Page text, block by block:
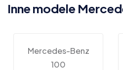
Inne modele
Mercedes-Benz
100